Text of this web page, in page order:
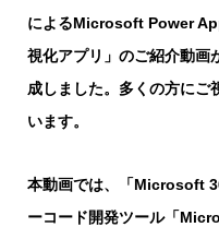
によるMicrosoft Power
視化アプリ」のご紹介動画
成しました。多くの方にご
います。
本動画では、「Microsoft
ーコード開発ツール「